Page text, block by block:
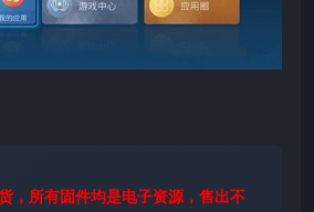
，所有固件均是电子资源，售出不